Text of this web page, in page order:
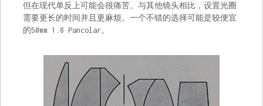
但在现代单反上可能会很痛苦。与其他镜头相比，设置光圈
需要更长的时间并且更麻烦。一个不错的选择可能是较便宜
的50mm 1.8 Pancolar。